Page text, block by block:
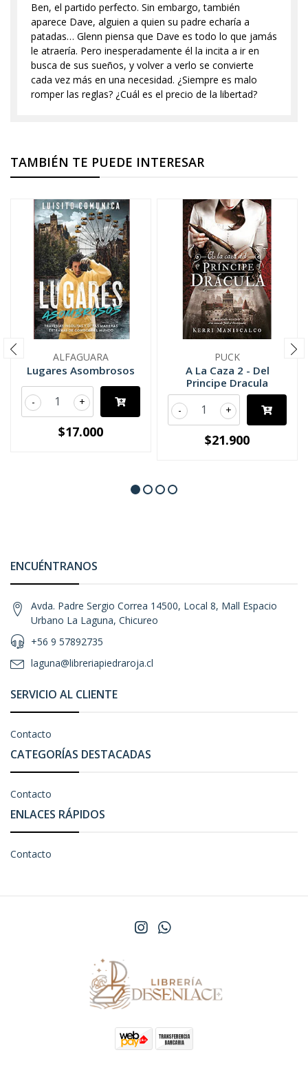
Ben, el partido perfecto. Sin embargo, también
aparece Dave, alguien a quien su padre echaría a
patadas… Glenn piensa que Dave es todo lo que jamás
le atraería. Pero inesperadamente él la incita a ir en
busca de sus sueños, y volver a verlo se convierte
cada vez más en una necesidad. ¿Siempre es malo
romper las reglas? ¿Cuál es el precio de la libertad?
TAMBIÉN TE PUEDE INTERESAR
ALFAGUARA
Lugares Asombrosos
+
-
$17.000
PUCK
A La Caza 2 - Del
Principe Dracula
+
-
$21.900
ENCUÉNTRANOS
Avda. Padre Sergio Correa 14500, Local 8, Mall Espacio
Urbano La Laguna, Chicureo
+56 9 57892735
laguna@libreriapiedraroja.cl
SERVICIO AL CLIENTE
Contacto
CATEGORÍAS DESTACADAS
Contacto
ENLACES RÁPIDOS
Contacto